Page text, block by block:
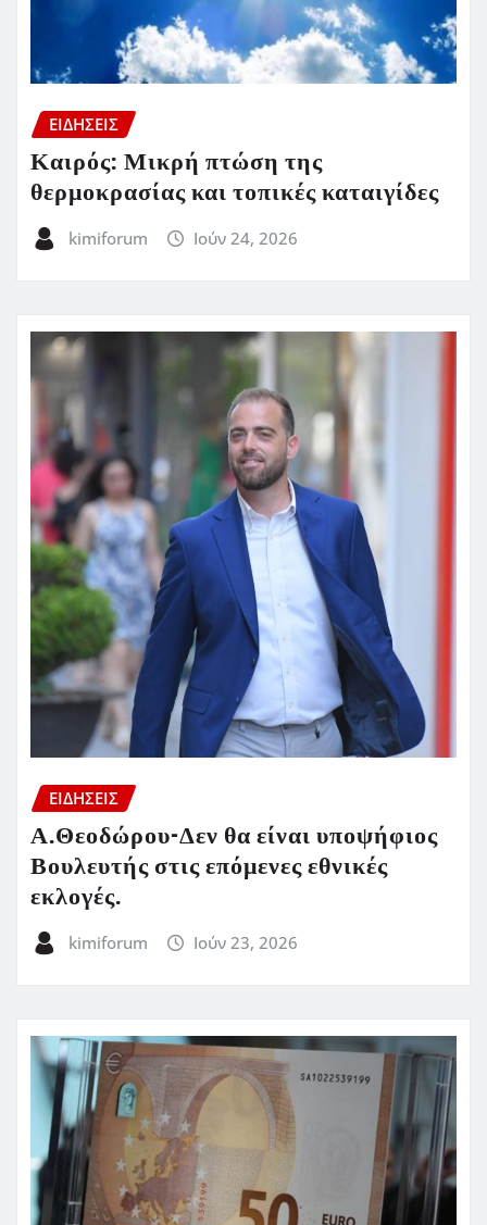
ΕΙΔΗΣΕΙΣ
Καιρός: Μικρή πτώση της
θερμοκρασίας και τοπικές καταιγίδες
kimiforum Ιούν 24, 2026
ΕΙΔΗΣΕΙΣ
Α.Θεοδώρου-Δεν θα είναι υποψήφιος
Βουλευτής στις επόμενες εθνικές
εκλογές.
kimiforum Ιούν 23, 2026